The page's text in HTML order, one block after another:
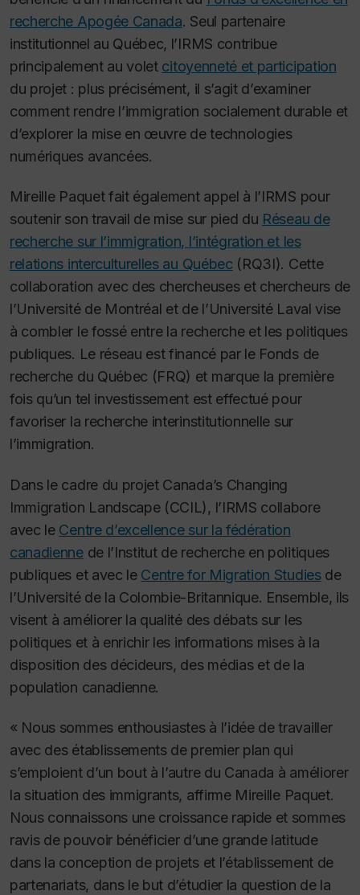
recherche Apogée Canada. Seul partenaire
institutionnel au Québec, l’IRMS contribue
principalement au volet citoyenneté et participation
du projet : plus précisément, il s’agit d’examiner
comment rendre l’immigration socialement durable et
d’explorer la mise en œuvre de technologies
numériques avancées.
Mireille Paquet fait également appel à l’IRMS pour
soutenir son travail de mise sur pied du Réseau de
recherche sur l’immigration, l’intégration et les
relations interculturelles au Québec (RQ3I). Cette
collaboration avec des chercheuses et chercheurs de
l’Université de Montréal et de l’Université Laval vise
à combler le fossé entre la recherche et les politiques
publiques. Le réseau est financé par le Fonds de
recherche du Québec (FRQ) et marque la première
fois qu’un tel investissement est effectué pour
favoriser la recherche interinstitutionnelle sur
l’immigration.
Dans le cadre du projet Canada’s Changing
Immigration Landscape (CCIL), l’IRMS collabore
avec le Centre d’excellence sur la fédération
canadiennede l’Institut de recherche en politiques
publiques et avec le Centre for Migration Studiesde
l’Université de la Colombie-Britannique. Ensemble, ils
visent à améliorer la qualité des débats sur les
politiques et à enrichir les informations mises à la
disposition des décideurs, des médias et de la
population canadienne.
« Nous sommes enthousiastes à l’idée de travailler
avec des établissements de premier plan qui
s’emploient d’un bout à l’autre du Canada à améliorer
la situation des immigrants, affirme Mireille Paquet.
Nous connaissons une croissance rapide et sommes
ravis de pouvoir bénéficier d’une grande latitude
dans la conception de projets et l’établissement de
partenariats, dans le but d’étudier la question de la